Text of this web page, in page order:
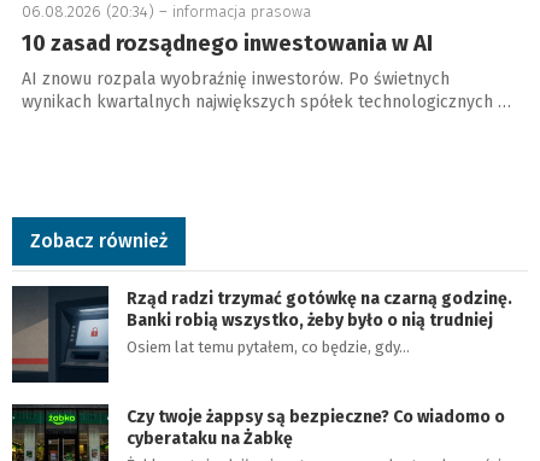
06.08.2026 (20:34) – informacja prasowa
10 zasad rozsądnego inwestowania w AI
AI znowu rozpala wyobraźnię inwestorów. Po świetnych
wynikach kwartalnych największych spółek technologicznych …
Zobacz również
Rząd radzi trzymać gotówkę na czarną godzinę.
Banki robią wszystko, żeby było o nią trudniej
Osiem lat temu pytałem, co będzie, gdy…
Czy twoje żappsy są bezpieczne? Co wiadomo o
cyberataku na Żabkę